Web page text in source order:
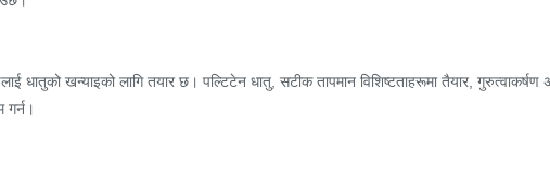
धातुको खन्याइको लागि तयार छ। पल्टिटेन धातु, सटीक तापमान विशिष्टताहरूमा तैयार,
गर्न।